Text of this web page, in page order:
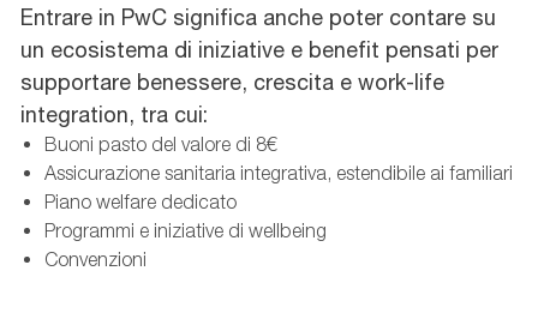
Entrare in PwC significa anche poter contare su
un ecosistema di iniziative e benefit pensati per
supportare benessere, crescita e work-life
integration, tra cui:
Buoni pasto del valore di 8€
Assicurazione sanitaria integrativa, estendibile ai familiari
Piano welfare dedicato
Programmi e iniziative di wellbeing
Convenzioni